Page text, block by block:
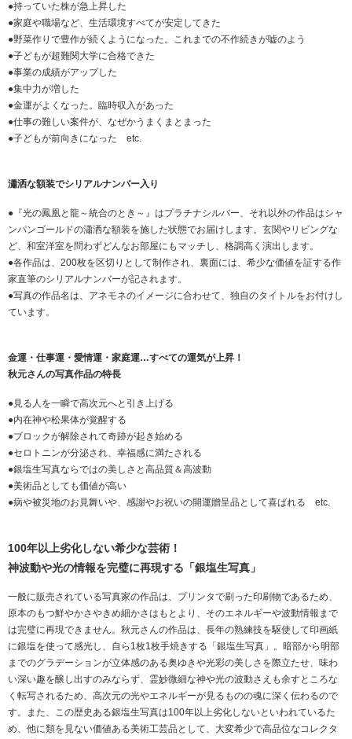
●持っていた株が急上昇した
●家庭や職場など、生活環境すべてが安定してきた
●野菜作りで豊作が続くようになった。これまでの不作続きが嘘のよう
●子どもが超難関大学に合格できた
●事業の成績がアップした
●集中力が増した
●金運がよくなった。臨時収入があった
●仕事の難しい案件が、なぜかうまくまとまった
●子どもが前向きになった etc.
瀟洒な額装でシリアルナンバー入り
● 『光の鳳凰と龍～統合のとき～』はプラチナシルバー、それ以外の作品はシャ
ンパンゴールドの瀟洒な額装を施した状態でお届けします。玄関やリビングな
ど、和室洋室を問わずどんなお部屋にもマッチし、格調高く演出します。
●各作品は、200枚を区切りとして制作され、裏面には、希少な価値を証する作
家直筆のシリアルナンバーが記されます。
●写真の作品名は、アネモネのイメージに合わせて、独自のタイトルをお付けし
ています。
金運・仕事運・愛情運・家庭運…すべての運気が上昇！
秋元さんの写真作品の特長
●見る人を一瞬で高次元へと引き上げる
●内在神や松果体が覚醒する
●ブロックが解除されて奇跡が起き始める
●セロトニンが分泌され、幸福感に満たされる
●銀塩生写真ならではの美しさと高品質＆高波動
●美術品としても価値が高い
●病や被災地のお見舞いや、感謝やお祝いの開運贈呈品として喜ばれる etc.
100年以上劣化しない希少な芸術！
神波動や光の情報を完璧に再現する「銀塩生写真」
一般に販売されている写真家の作品は、プリンタで刷った印刷物であるため、
原本のもつ鮮やかさやきめ細かさはもとより、そのエネルギーや波動情報まで
は完璧に再現できません。秋元さんの作品は、長年の熟練技を駆使して印画紙
に銀塩を使って感光し、自ら1枚1枚手焼きする「銀塩生写真」。暗部から明部
までのグラデーションが立体感のある奥ゆきや光彩の美しさを際立たせ、味わ
い深い趣を醸し出すのみならず、霊妙微細な神や光の波動さえも余すところな
く転写されるため、高次元の光やエネルギーが見るものの魂に深く伝わるので
す。また、この歴史ある銀塩生写真は100年以上劣化しないといわれているた
め、他に類を見ない価値ある美術工芸品として、大変希少で高品位なコレクタ